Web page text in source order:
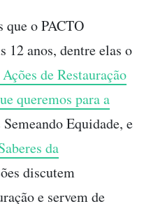
que o PACTO
12 anos, dentre elas o
de Restauração
queremos para a
Equidade, e
da
discutem
e servem de